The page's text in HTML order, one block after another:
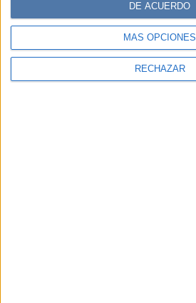
MÁS OPCIONES
RECHAZAR
DE ACUERDO